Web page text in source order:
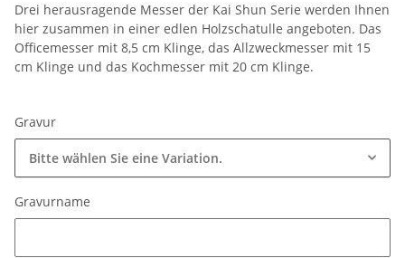
Drei herausragende Messer der Kai Shun Serie werden Ihnen
hier zusammen in einer edlen Holzschatulle angeboten. Das
Officemesser mit 8,5 cm Klinge, das Allzweckmesser mit 15
cm Klinge und das Kochmesser mit 20 cm Klinge.
Gravur
Bitte wählen Sie eine Variation.
Gravurname